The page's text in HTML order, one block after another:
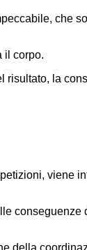
che
il corpo.
risultato, la
viene
conseguenze
della